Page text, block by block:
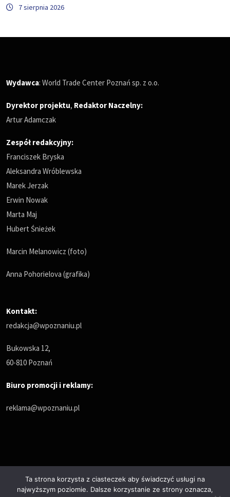
7 sierpnia 2026
Wydawca: World Trade Center Poznań sp. z o.o.
Dyrektor projektu, Redaktor Naczelny:
Artur Adamczak
Zespół redakcyjny:
Franciszek Bryska
Aleksandra Wróblewska
Marek Jerzak
Erwin Nowak
Marta Maj
Hubert Śnieżek
Marcin Melanowicz (foto)
Anna Pohorielova (grafika)
Kontakt:
redakcja@wpoznaniu.pl
Bukowska 12,
60-810 Poznań
Biuro promocji i reklamy:
reklama@wpoznaniu.pl
Ta strona korzysta z ciasteczek aby świadczyć usługi na
najwyższym poziomie. Dalsze korzystanie ze strony oznacza,